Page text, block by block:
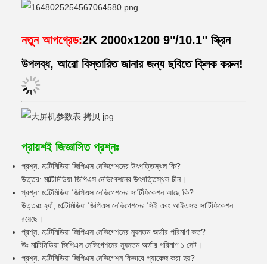
নতুন আপগ্রেড:2K 2000x1200 9"/10.1" স্ক্রিন
উপলব্ধ, আরো বিস্তারিত জানার জন্য ছবিতে ক্লিক করুন!
প্রায়শই জিজ্ঞাসিত প্রশ্নঃ
প্রশ্ন: মাল্টিমিডিয়া জিপিএস নেভিগেশনের উৎপত্তিস্থল কি?
উত্তর: মাল্টিমিডিয়া জিপিএস নেভিগেশনের উৎপত্তিস্থল চীন।
প্রশ্ন: মাল্টিমিডিয়া জিপিএস নেভিগেশনের সার্টিফিকেশন আছে কি?
উত্তরঃ হ্যাঁ, মাল্টিমিডিয়া জিপিএস নেভিগেশনের সিই এবং আইএসও সার্টিফিকেশন
রয়েছে।
প্রশ্ন: মাল্টিমিডিয়া জিপিএস নেভিগেশনের ন্যূনতম অর্ডার পরিমাণ কত?
উঃ মাল্টিমিডিয়া জিপিএস নেভিগেশনের ন্যূনতম অর্ডার পরিমাণ ১ সেট।
প্রশ্ন: মাল্টিমিডিয়া জিপিএস নেভিগেশন কিভাবে প্যাকেজ করা হয়?